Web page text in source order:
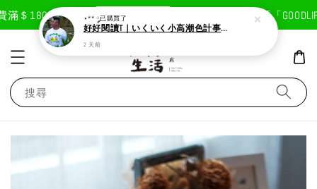
1800免運費 現在去購物！ 首次註冊輸入折扣碼「GOODLIFE
搜尋
⋆** ༘已購買了
好好閱讀T｜いくいく小高潮色計事務所X好好生活書店聯名款
2 天前